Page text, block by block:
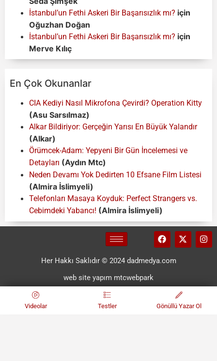
İstanbul’un Fethi Askeri Bir Başarısızlık mı? için
Oğuzhan Doğan
İstanbul’un Fethi Askeri Bir Başarısızlık mı? için
Merve Kılıç
En Çok Okunanlar
CIA Kediyi Nasıl Mikrofona Çevirdi? Operation Kitty
(Asu Sarsılmaz)
Alkar Bildiriyor: Gerçeğin Yarısı En Büyük Yalandır
(Alkar)
Örümcek-Adam: Yepyeni Bir Gün İncelemesi ve
Detayları (Aydın Mtc)
Neden Devamı Yok Dedirten 10 Efsane Film Listesi
(Almira İslimyeli)
Telefonları Masaya Koyduk: Perfect Strangers vs.
Cebimdeki Yabancı! (Almira İslimyeli)
Her Hakkı Saklıdır © 2024 dadmedya.com
web site yapım mtcwebpark
Videolar Testler Gönüllü Yazar Ol